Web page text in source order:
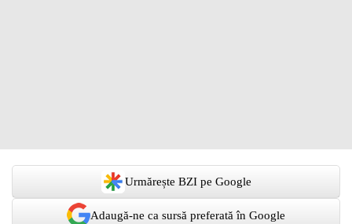
Urmărește BZI pe Google
Adaugă-ne ca sursă preferată în Google